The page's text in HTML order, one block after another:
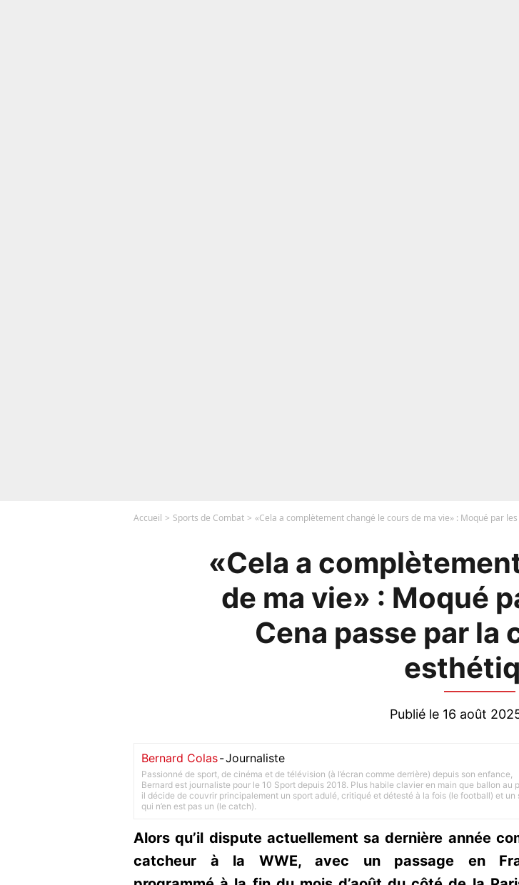
Accueil Sports de Combat «Cela a complètement changé le cours de ma vie» : Moqué par
«Cela a
de ma vie» : Moqué
Cena passe par la
Publié le 16 août
Bernard Colas-Journaliste
Passionné de sport, de cinéma et de télévision (à l’écran comme derrière) depuis son enfance,
Bernard est journaliste pour le 10 Sport depuis 2018. Plus habile clavier en main que ballon au
il décide de couvrir principalement un sport adulé, critiqué et détesté à la fois (le football) et un
qui n’en est pas un (le catch).
Alors qu’il dispute actuellement sa dernière année
catcheur à la WWE, avec un passage en